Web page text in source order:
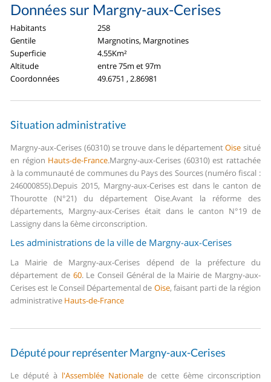
Données sur Margny-aux-Cerises
Habitants
258
Gentile
Margnotins, Margnotines
Superficie
4.55Km²
Altitude
entre 75m et 97m
Coordonnées
49.6751 , 2.86981
Situation administrative
Margny-aux-Cerises (60310) se trouve dans le départementOise situé
en région Hauts-de-France.Margny-aux-Cerises (60310) est rattachée
à la communauté de communes du Pays des Sources (numéro fiscal :
246000855).Depuis 2015, Margny-aux-Cerises est dans le canton de
Thourotte (N°21) du département Oise.Avant la réforme des
départements, Margny-aux-Cerises était dans le canton N°19 de
Lassigny dans la 6ème circonscription.
Les administrations de la ville de Margny-aux-Cerises
La Mairie de Margny-aux-Cerises dépend de la préfecture du
département de 60.Le Conseil Général de la Mairie de Margny-aux-
Cerises est le Conseil Départemental de Oise, faisant parti de la région
administrative Hauts-de-France
Député pour représenter Margny-aux-Cerises
Le député à l'Assemblée Nationale de cette 6ème circonscription